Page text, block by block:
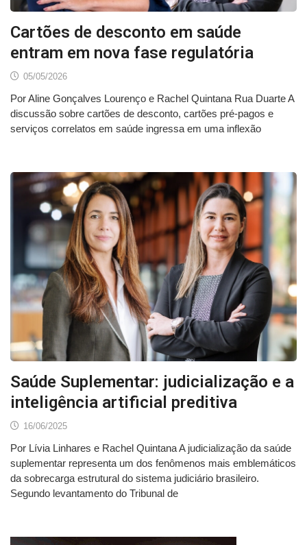
Cartões de desconto em saúde
entram em nova fase regulatória
05/05/2026
Por Aline Gonçalves Lourenço e Rachel Quintana Rua Duarte A
discussão sobre cartões de desconto, cartões pré-pagos e
serviços correlatos em saúde ingressa em uma inflexão
Saúde Suplementar: judicialização e a
inteligência artificial preditiva
16/06/2025
Por Lívia Linhares e Rachel Quintana A judicialização da saúde
suplementar representa um dos fenômenos mais emblemáticos
da sobrecarga estrutural do sistema judiciário brasileiro.
Segundo levantamento do Tribunal de